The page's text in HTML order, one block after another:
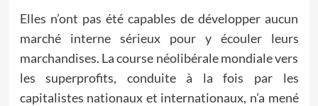
Elles n’ont pas été capables de développer aucun
marché interne sérieux pour y écouler leurs
marchandises. La course néolibérale mondiale vers
les superprofits, conduite à la fois par les
capitalistes nationaux et internationaux, n’a mené